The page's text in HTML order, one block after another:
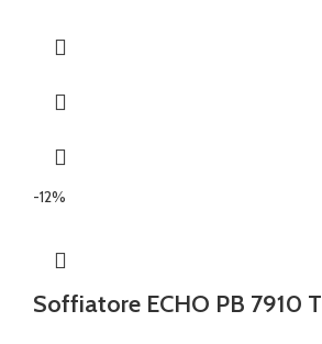
-12%
Soffiatore ECHO PB 7910 T